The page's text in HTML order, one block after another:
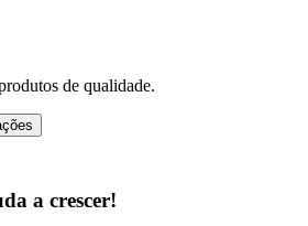
de qualidade.
a crescer!